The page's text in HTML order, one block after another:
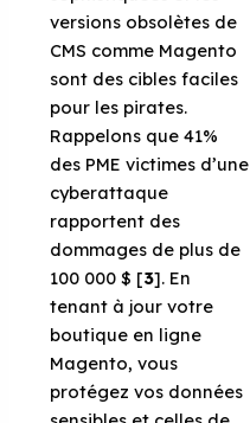
versions obsolètes de
CMS comme Magento
sont des cibles faciles
pour les pirates.
Rappelons que 41%
des PME victimes d’une
cyberattaque
rapportent des
dommages de plus de
100 000 $ [3]. En
tenant à jour votre
boutique en ligne
Magento, vous
protégez vos données